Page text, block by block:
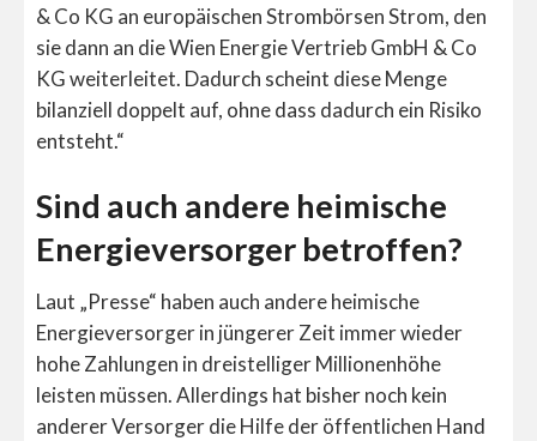
& Co KG an europäischen Strombörsen Strom, den
sie dann an die Wien Energie Vertrieb GmbH & Co
KG weiterleitet. Dadurch scheint diese Menge
bilanziell doppelt auf, ohne dass dadurch ein Risiko
entsteht.“
Sind auch andere heimische
Energieversorger betroffen?
Laut „Presse“ haben auch andere heimische
Energieversorger in jüngerer Zeit immer wieder
hohe Zahlungen in dreistelliger Millionenhöhe
leisten müssen. Allerdings hat bisher noch kein
anderer Versorger die Hilfe der öffentlichen Hand